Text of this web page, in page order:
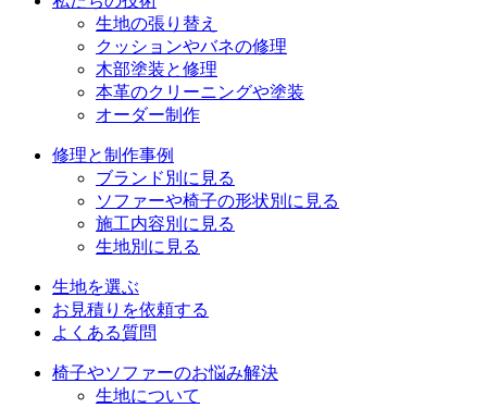
生地の張り替え
クッションやバネの修理
木部塗装と修理
本革のクリーニングや塗装
オーダー制作
修理と制作事例
ブランド別に見る
ソファーや椅子の形状別に見る
施工内容別に見る
生地別に見る
生地を選ぶ
お見積りを依頼する
よくある質問
椅子やソファーのお悩み解決
生地について